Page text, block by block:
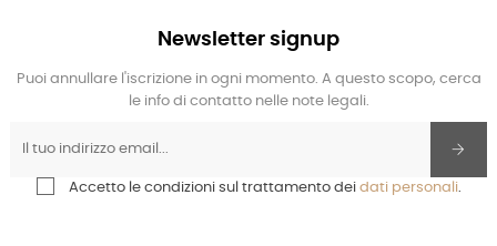
Newsletter signup
Puoi annullare l'iscrizione in ogni momento. A questo scopo, cerca
le info di contatto nelle note legali.
Accetto le condizioni sul trattamento dei dati personali.